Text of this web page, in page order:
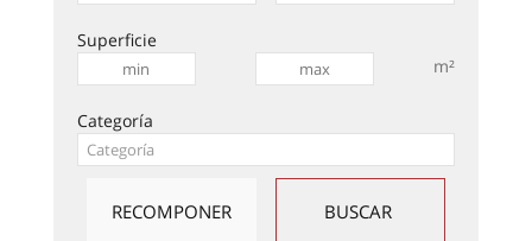
Superficie
m²
Categoría